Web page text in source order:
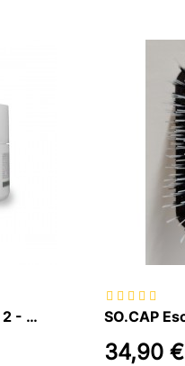
Hair Shine Proteicare Step 2 - Máscara Renovadora da Fibra Capilar...
34,90 €